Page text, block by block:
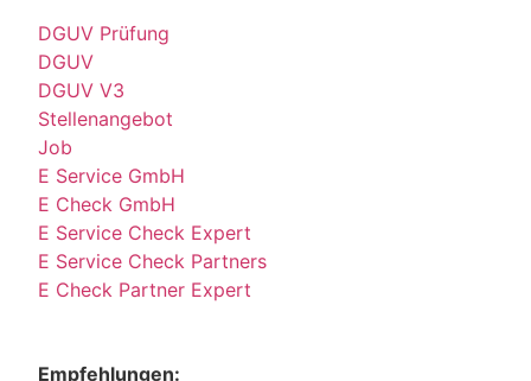
DGUV Prüfung
DGUV
DGUV V3
Stellenangebot
Job
E Service GmbH
E Check GmbH
E Service Check Expert
E Service Check Partners
E Check Partner Expert
Empfehlungen: